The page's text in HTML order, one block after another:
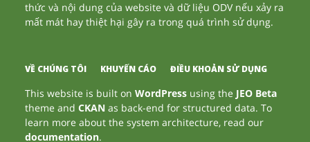
thức và nội dung của website và dữ liệu ODV nếu xảy ra
mất mát hay thiệt hại gây ra trong quá trình sử dụng.
VỀ CHÚNG TÔI KHUYẾN CÁO ĐIỀU KHOẢN SỬ DỤNG
This website is built onWordPress using the JEO Beta
theme andCKAN as back-end for structured data. To
learn more about the system architecture, read our
documentation.